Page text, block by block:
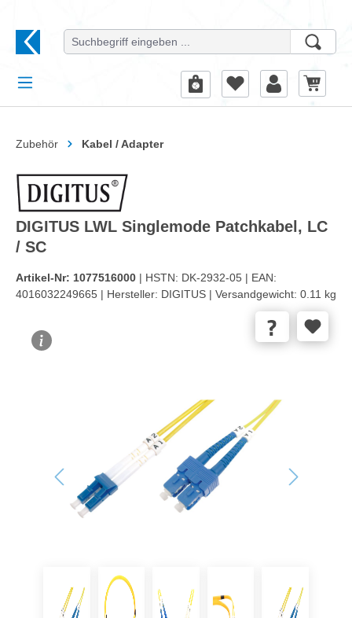
Zubehör Kabel / Adapter
DIGITUS LWL Singlemode Patchkabel, LC
/ SC
Artikel-Nr: 1077516000 | HSTN: DK-2932-05 | EAN:
4016032249665 | Hersteller: DIGITUS | Versandgewicht: 0.11 kg